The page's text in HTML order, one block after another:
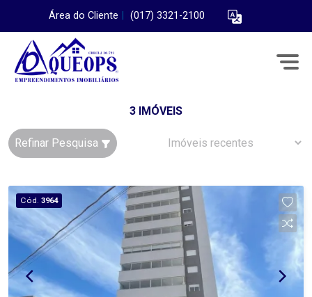
Área do Cliente (017) 3321-2100
3 IMÓVEIS
Refinar Pesquisa
Cód. 3964